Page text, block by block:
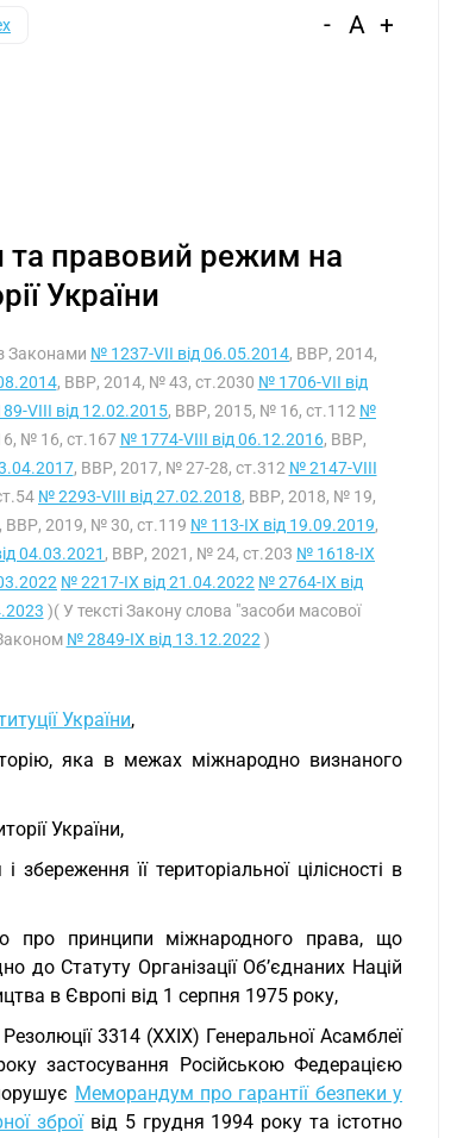
- A +
та правовий режим на
України
Законами № 1237-VII від 06.05.2014, ВВР, 2014,
, ВВР, 2014, № 43, ст.2030 № 1706-VII від
VIII від 12.02.2015, ВВР, 2015, № 16, ст.112 №
№ 16, ст.167 № 1774-VIII від 06.12.2016, ВВР,
, ВВР, 2017, № 27-28, ст.312 № 2147-VIII
№ 2293-VIII від 27.02.2018, ВВР, 2018, № 19,
, ВВР, 2019, № 30, ст.119 № 113-IX від 19.09.2019,
04.03.2021 , ВВР, 2021, № 24, ст.203 № 1618-IX
№ 2217-IX від 21.04.2022 № 2764-IX від
)( У тексті Закону слова "засоби масової
Законом № 2849-IX від 13.12.2022 )
України,
яка в межах міжнародно визнаного
України,
її територіальної цілісності в
про принципи міжнародного права, що
до Статуту Організації Об’єднаних Націй
в Європі від 1 серпня 1975 року,
3314 (XXIX) Генеральної Асамблеї
застосування Російською Федерацією
Меморандум про гарантії безпеки у
зброївід 5 грудня 1994 року та істотно